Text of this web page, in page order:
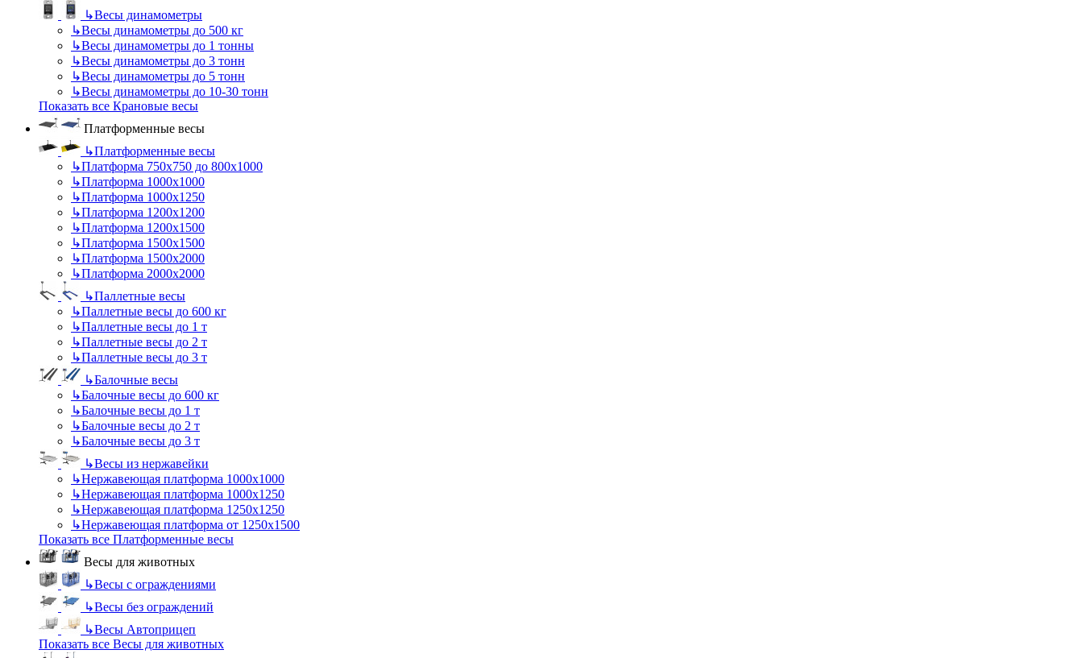
↳Весы динамометры
↳Весы динамометры до 500 кг
↳Весы динамометры до 1 тонны
↳Весы динамометры до 3 тонн
↳Весы динамометры до 5 тонн
↳Весы динамометры до 10-30 тонн
Показать все Крановые весы
Платформенные весы
↳Платформенные весы
↳Платформа 750х750 до 800х1000
↳Платформа 1000х1000
↳Платформа 1000х1250
↳Платформа 1200х1200
↳Платформа 1200х1500
↳Платформа 1500х1500
↳Платформа 1500х2000
↳Платформа 2000х2000
↳Паллетные весы
↳Паллетные весы до 600 кг
↳Паллетные весы до 1 т
↳Паллетные весы до 2 т
↳Паллетные весы до 3 т
↳Балочные весы
↳Балочные весы до 600 кг
↳Балочные весы до 1 т
↳Балочные весы до 2 т
↳Балочные весы до 3 т
↳Весы из нержавейки
↳Нержавеющая платформа 1000х1000
↳Нержавеющая платформа 1000х1250
↳Нержавеющая платформа 1250х1250
↳Нержавеющая платформа от 1250х1500
Показать все Платформенные весы
Весы для животных
↳Весы с ограждениями
↳Весы без ограждений
↳Весы Автоприцеп
Показать все Весы для животных